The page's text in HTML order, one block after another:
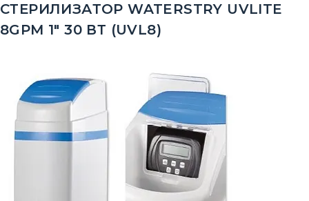
СТЕРИЛИЗАТОР WATERSTRY UVLITE
8GPM 1" 30 ВТ (UVL8)